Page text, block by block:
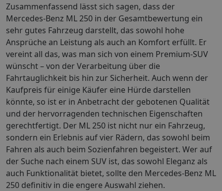
Zusammenfassend lässt sich sagen, dass der
Mercedes-Benz ML 250 in der Gesamtbewertung ein
sehr gutes Fahrzeug darstellt, das sowohl hohe
Ansprüche an Leistung als auch an Komfort erfüllt. Er
vereint all das, was man sich von einem Premium-SUV
wünscht – von der Verarbeitung über die
Fahrtauglichkeit bis hin zur Sicherheit. Auch wenn der
Kaufpreis für einige Käufer eine Hürde darstellen
könnte, so ist er in Anbetracht der gebotenen Qualität
und der hervorragenden technischen Eigenschaften
gerechtfertigt. Der ML 250 ist nicht nur ein Fahrzeug,
sondern ein Erlebnis auf vier Rädern, das sowohl beim
Fahren als auch beim Sozienfahren begeistert. Wer auf
der Suche nach einem SUV ist, das sowohl Eleganz als
auch Funktionalität bietet, sollte den Mercedes-Benz ML
250 definitiv in die engere Auswahl ziehen.